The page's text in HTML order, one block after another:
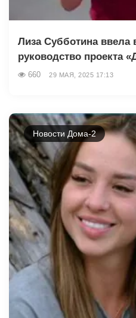
Лиза Субботина ввела
руководство проекта
660 29 МАЯ, 2025 17:13
Новости Дома-2